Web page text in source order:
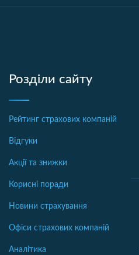
Розділи сайту
Рейтинг страхових компаній
Відгуки
Акції та знижки
Корисні поради
Новини страхування
Офіси страхових компаній
Аналітика